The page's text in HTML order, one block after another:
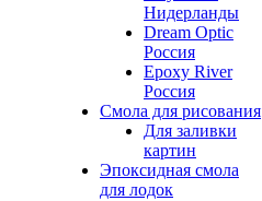
Нидерланды
Dream Optic
Россия
Epoxy River
Россия
Смола для рисования
Для заливки
картин
Эпоксидная смола
для лодок